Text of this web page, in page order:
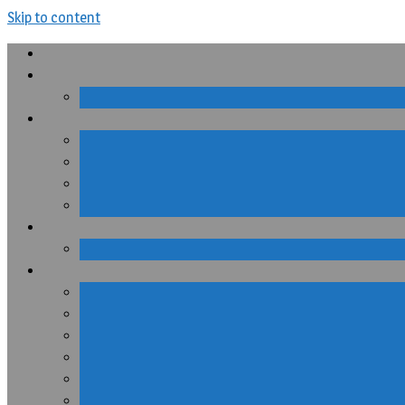
Skip to content